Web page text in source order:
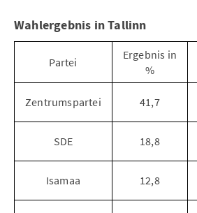
Wahlergebnis in Tallinn
Partei
Ergebnis in
%
Zentrumspartei 41,7
SDE 18,8
Isamaa 12,8